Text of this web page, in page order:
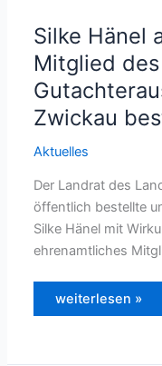
Silke Hänel
Mitglied des
Zwickau
Aktuelles
Der Landrat des
öffentlich bestellte
Silke Hänel mit
ehrenamtliches
Silke
des
weiterlesen »